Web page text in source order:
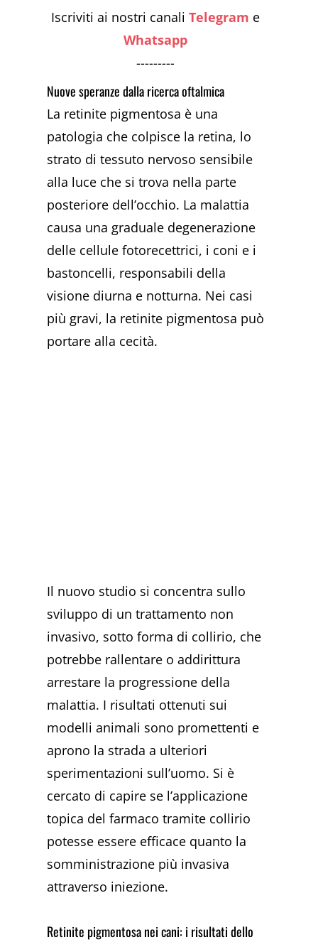
Iscriviti ai nostri canaliTelegram e
Whatsapp
---------
Nuove speranze dalla ricerca oftalmica
La retinite pigmentosa è una
patologia che colpisce la retina, lo
strato di tessuto nervoso sensibile
alla luce che si trova nella parte
posteriore dell’occhio. La malattia
causa una graduale degenerazione
delle cellule fotorecettrici, i coni e i
bastoncelli, responsabili della
visione diurna e notturna. Nei casi
più gravi, la retinite pigmentosa può
portare alla cecità.
Il nuovo studio si concentra sullo
sviluppo di un trattamento non
invasivo, sotto forma di collirio, che
potrebbe rallentare o addirittura
arrestare la progressione della
malattia. I risultati ottenuti sui
modelli animali sono promettenti e
aprono la strada a ulteriori
sperimentazioni sull’uomo. Si è
cercato di capire se l’applicazione
topica del farmaco tramite collirio
potesse essere efficace quanto la
somministrazione più invasiva
attraverso iniezione.
Retinite pigmentosa nei cani: i risultati dello